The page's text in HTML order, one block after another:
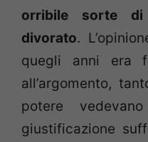
orribile sorte di
divorato.
quegli anni era
all’argomento,
potere
giustificazione